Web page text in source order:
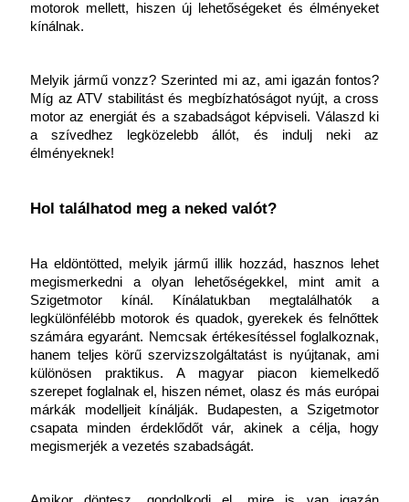
motorok mellett, hiszen új lehetőségeket és élményeket
kínálnak.
Melyik jármű vonzz? Szerinted mi az, ami igazán fontos?
Míg az ATV stabilitást és megbízhatóságot nyújt, a cross
motor az energiát és a szabadságot képviseli. Válaszd ki
a szívedhez legközelebb állót, és indulj neki az
élményeknek!
Hol találhatod meg a neked valót?
Ha eldöntötted, melyik jármű illik hozzád, hasznos lehet
megismerkedni a olyan lehetőségekkel, mint amit a
Szigetmotor kínál. Kínálatukban megtalálhatók a
legkülönfélébb motorok és quadok, gyerekek és felnőttek
számára egyaránt. Nemcsak értékesítéssel foglalkoznak,
hanem teljes körű szervizszolgáltatást is nyújtanak, ami
különösen praktikus. A magyar piacon kiemelkedő
szerepet foglalnak el, hiszen német, olasz és más európai
márkák modelljeit kínálják. Budapesten, a Szigetmotor
csapata minden érdeklődőt vár, akinek a célja, hogy
megismerjék a vezetés szabadságát.